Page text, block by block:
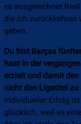
es ausgerechnet
die ich zurückkehren
geben.
Du bist Barças
hast in der
erzielt und damit den
nicht den Ligatitel
Individueller Erfolg
glücklich, weil es